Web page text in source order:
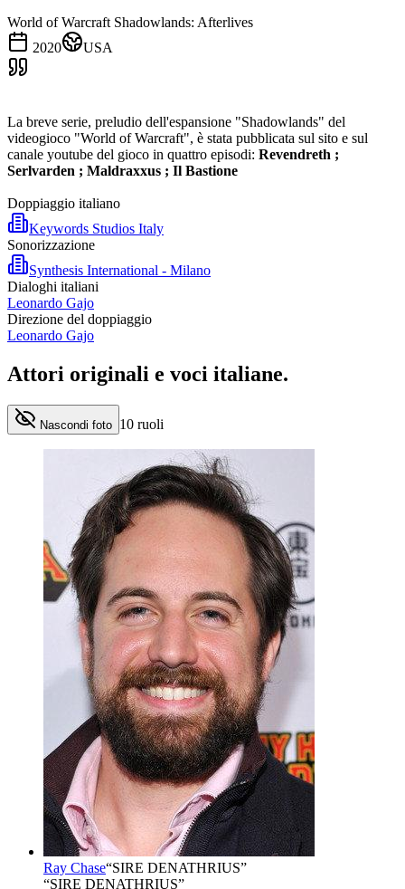
World of Warcraft Shadowlands: Afterlives
2020
USA
La breve serie, preludio dell'espansione "Shadowlands" del
videogioco "World of Warcraft", è stata pubblicata sul sito e sul
canale youtube del gioco in quattro episodi: Revendreth ;
Serlvarden ; Maldraxxus ; Il Bastione
Doppiaggio italiano
Keywords Studios Italy
Sonorizzazione
Synthesis International - Milano
Dialoghi italiani
Leonardo Gajo
Direzione del doppiaggio
Leonardo Gajo
Attori originali e voci italiane.
Nascondi foto 10 ruoli
Ray Chase“SIRE DENATHRIUS”
“SIRE DENATHRIUS”